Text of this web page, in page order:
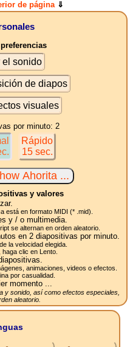
de página⇓
el sonido
de diapos
visuales
por minuto: 2
Rápido
15 sec.
y valores
está en formato MIDI (* .mid).
y / o multimedia.
se alternan en orden aleatorio.
en 2diapositivas por minuto.
la velocidad elegida.
clic en Lento.
animaciones, videos o efectos.
por casualidad.
momento ...
y sonido, así como efectos especiales,
aleatorio.